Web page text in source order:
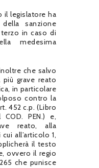
il legislatore ha
sanzione
in caso di
medesima
che salvo
grave reato
in particolare
contro la
452 c.p. (Libro
PEN.) e,
reato, alla
all’articolo 1,
il testo
ovvero il regio
che punisce